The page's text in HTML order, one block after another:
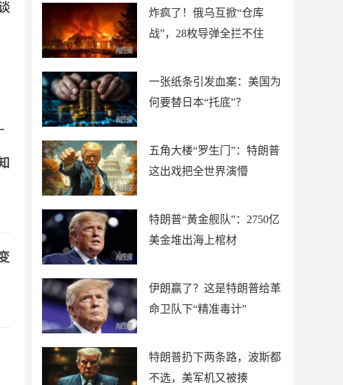
炸疯了！俄乌互掀“仓库
战”，28枚导弹全拦不住
一张纸条引发血案：美国为
何要替日本“托底”？
五角大楼“罗生门”：特朗普
这出戏把全世界演懵
特朗普“黄金舰队”：2750亿
美金堆出海上棺材
伊朗赢了？这是特朗普给革
命卫队下“精准毒计”
特朗普扔下两条路，波斯都
不选，美军机又被揍